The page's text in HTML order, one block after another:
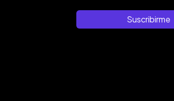
Suscribirme